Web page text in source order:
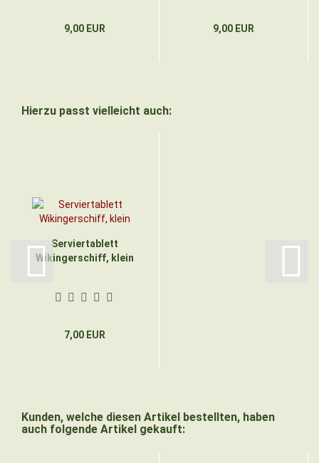
9,00 EUR 9,00 EUR
Hierzu passt vielleicht auch:
Serviertablett
Wikingerschiff, klein
7,00 EUR
Kunden, welche diesen Artikel bestellten, haben
auch folgende Artikel gekauft: